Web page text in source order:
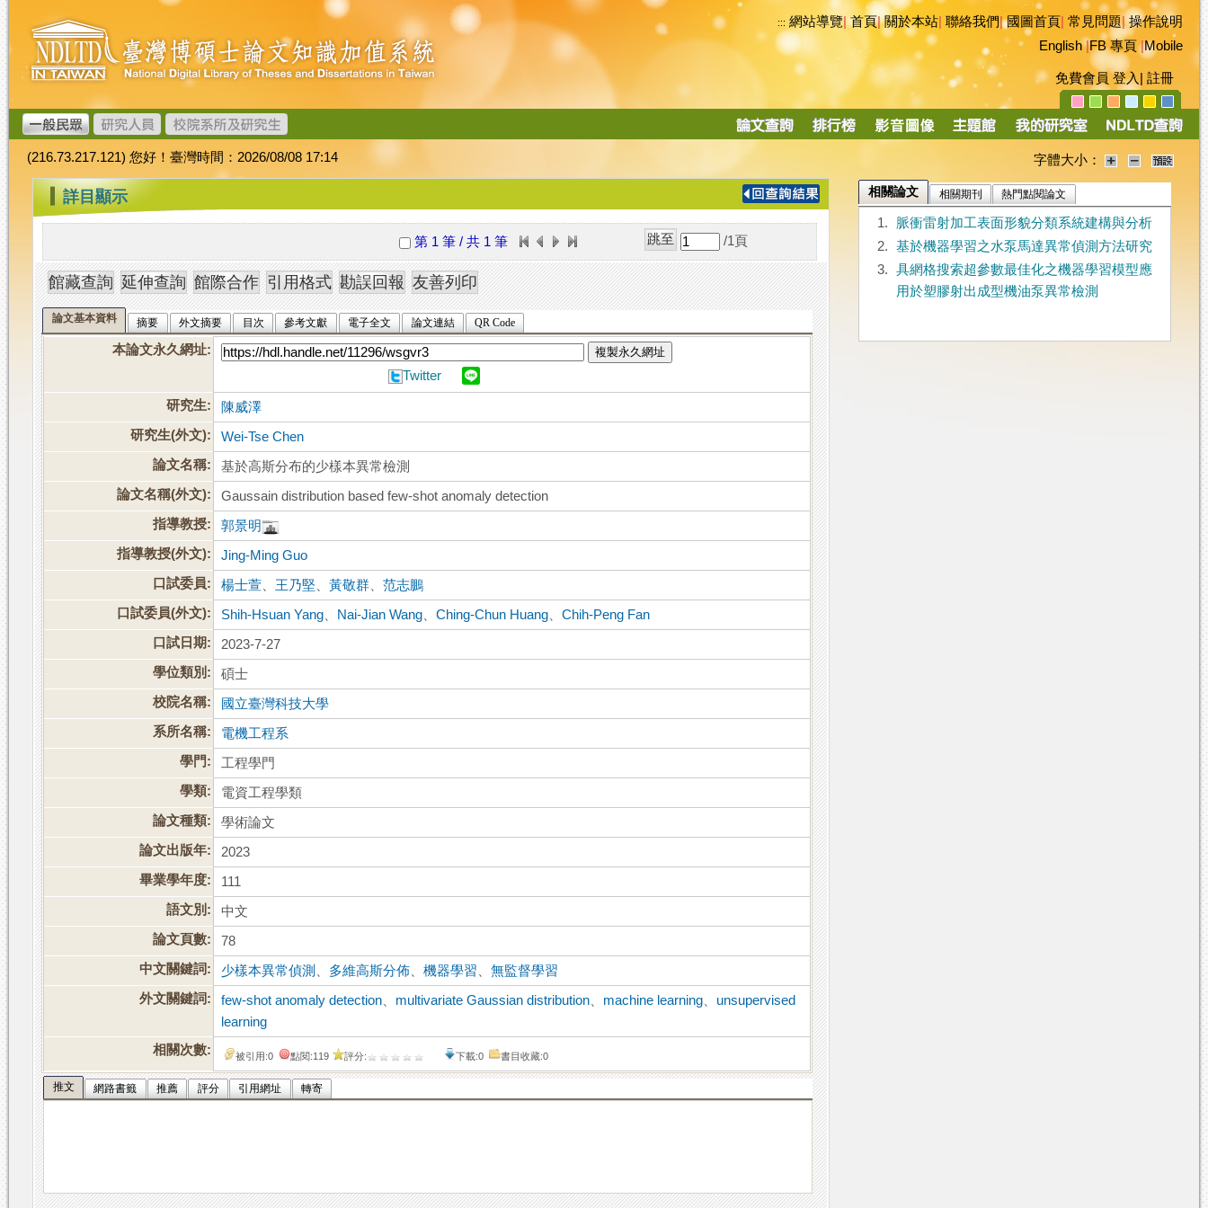
跳
到
主
要
內
容
臺
灣
博
碩
士
論
文
加
值
系
統
::: 網站導覽|首頁|關於本站 聯絡我們|國圖首頁 常見問題|操作說明
English|FB 專頁|Mobile
免費會員 登入 註冊
導
(216.73.217.121) 您好！臺灣時間：2026/08/08 17:14 字體大小：
::: 詳目顯示
第 1 筆 / 共 1 筆 /1 頁
論文基本資料 摘要 外文摘要 目次 參考文獻 電子全文 論文連結 QR Code
本論文永久網址: 複製永久網址
Twitter
研究生:
陳威澤
研究生(外文):
Wei-Tse Chen
論文名稱:
基於高斯分布的少樣本異常檢測
論文名稱(外文):
Gaussain distribution based few-shot anomaly detection
指導教授:
郭景明
指導教授(外文):
Jing-Ming Guo
口試委員:
楊士萱 王乃堅 、黃敬群 、范志鵬
口試委員(外文):
Shih-Hsuan Yang Nai-Jian Wang 、Ching-Chun Huang 、Chih-Peng Fan
口試日期:
2023-7-27
學位類別:
碩士
校院名稱:
國立臺灣科技大學
系所名稱:
電機工程系
學門:
工程學門
學類:
電資工程學類
論文種類:
學術論文
論文出版年:
2023
畢業學年度:
111
語文別:
中文
論文頁數:
78
中文關鍵詞:
少樣本異常偵測 多維高斯分佈 、機器學習 、無監督學習
外文關鍵詞:
few-shot anomaly detection multivariate Gaussian distribution machine learning
unsupervised
learning
相關次數:
被引用:0 點閱:119 評分: 下載:0 書目收藏:0
推文 網路書籤 推薦 評分 引用網址 轉寄
相關論文 相關期刊 熱門點閱論文
1.
脈衝雷射加工表面形貌分類系統建構與分析
2.
基於機器學習之水泵馬達異常偵測方法研究
3.
具網格搜索超參數最佳化之機器學習模型應
用於塑膠射出成型機油泵異常檢測